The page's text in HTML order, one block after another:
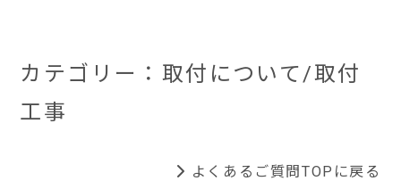
カテゴリー：取付について/取付
工事
よくあるご質問TOPに戻る